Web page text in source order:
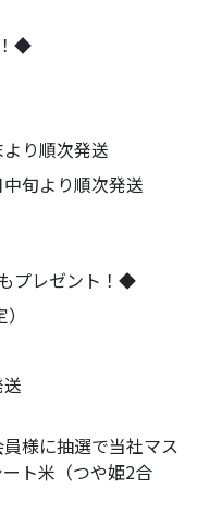
◆
り順次発送
より順次発送
プレゼント！◆
様に抽選で当社マス
ト米（つや姫2合